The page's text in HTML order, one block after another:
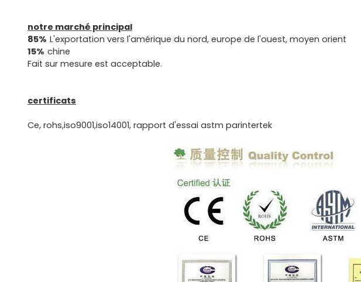
notre marché principal
85% L'exportation vers l'amérique du nord, europe de l'ouest, moyen orient
15% chine
Fait sur mesure est acceptable.
certificats
Ce, rohs,iso9001,iso14001, rapport d'essai astm parintertek